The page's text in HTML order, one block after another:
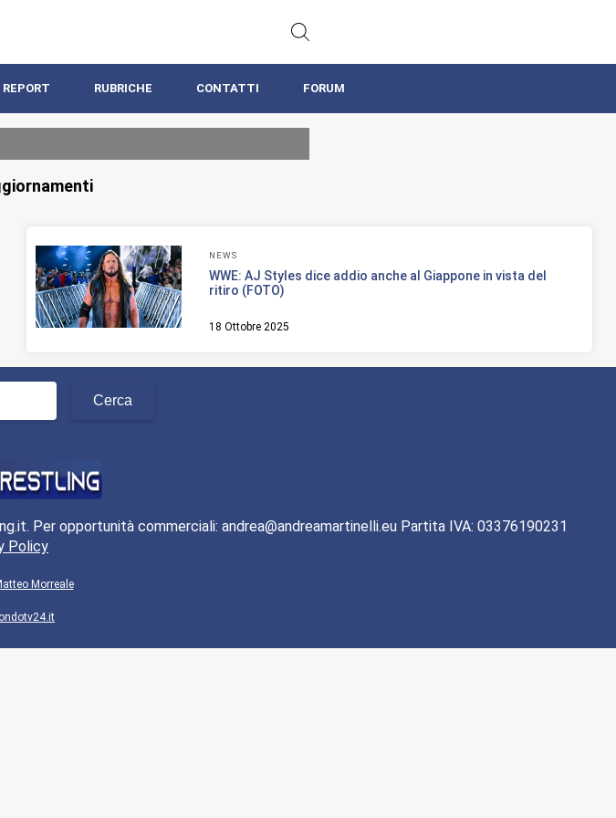
RUBRICHE CONTATTI FORUM
NEWS
WWE: AJ Styles dice addio anche al Giappone in vista del
ritiro (FOTO)
18 Ottobre 2025
Per opportunità commerciali: andrea@andreamartinelli.eu Partita IVA: 03376190231
Policy
Morreale